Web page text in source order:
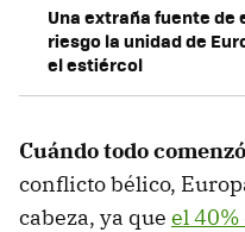
Una extraña fuente de
riesgo la unidad de
el estiércol
Cuándo todo
conflicto bélico,
cabeza, ya que el 40%